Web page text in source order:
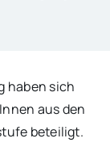
haben sich
aus den
beteiligt.